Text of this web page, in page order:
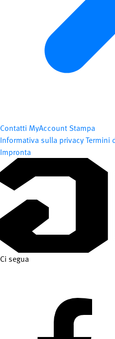
Contatti MyAccount Stampa
Informativa sulla privacyTermini
Impronta
Ci segua